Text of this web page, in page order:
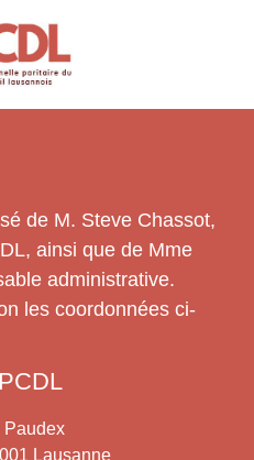
de M. Steve Chassot,
ainsi que de Mme
administrative.
les coordonnées ci-
Paudex
Lausanne